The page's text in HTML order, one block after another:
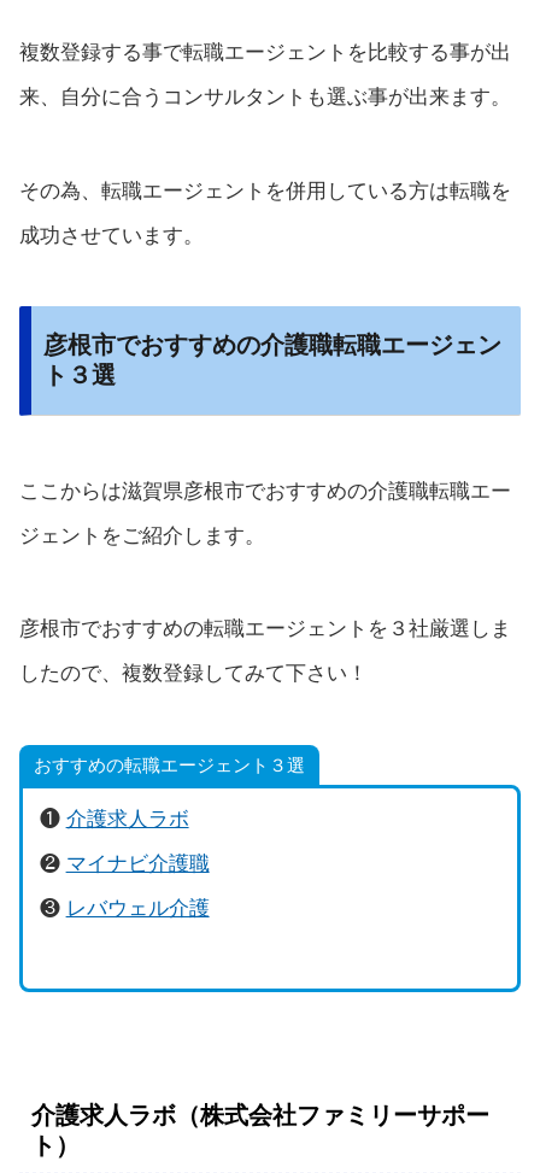
複数登録する事で転職エージェントを比較する事が出
来、自分に合うコンサルタントも選ぶ事が出来ます。
その為、転職エージェントを併用している方は転職を
成功させています。
彦根市でおすすめの介護職転職エージェン
ト３選
ここからは滋賀県彦根市でおすすめの介護職転職エー
ジェントをご紹介します。
彦根市でおすすめの転職エージェントを３社厳選しま
したので、複数登録してみて下さい！
おすすめの転職エージェント３選
❶ 介護求人ラボ
❷ マイナビ介護職
❸ レバウェル介護
介護求人ラボ（株式会社ファミリーサポー
ト）